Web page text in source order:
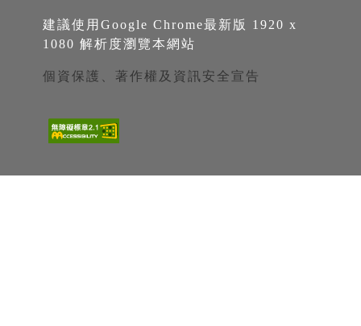
建議使用Google Chrome最新版 1920 x
1080 解析度瀏覽本網站
個資保護、著作權及資訊安全宣告